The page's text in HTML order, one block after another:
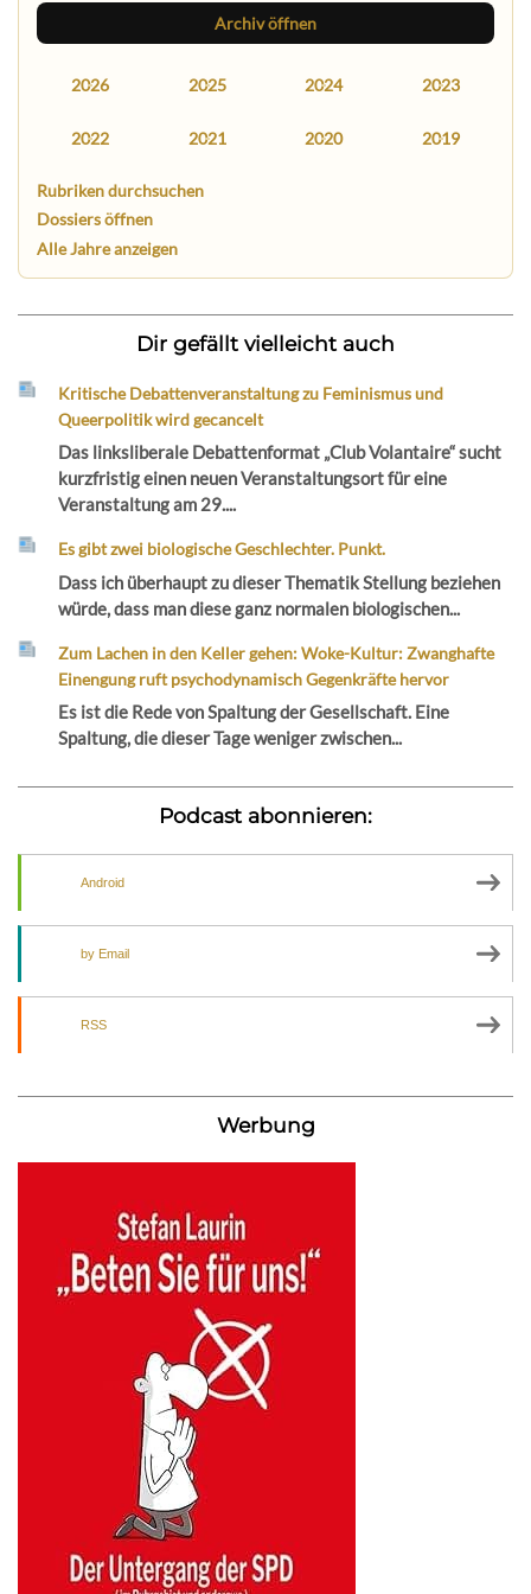
Archiv öffnen
2026 2025 2024 2023
2022 2021 2020 2019
Rubriken durchsuchen
Dossiers öffnen
Alle Jahre anzeigen
Dir gefällt vielleicht auch
Kritische Debattenveranstaltung zu Feminismus und
Queerpolitik wird gecancelt
Das linksliberale Debattenformat „Club Volantaire“ sucht
kurzfristig einen neuen Veranstaltungsort für eine
Veranstaltung am 29....
Es gibt zwei biologische Geschlechter. Punkt.
Dass ich überhaupt zu dieser Thematik Stellung beziehen
würde, dass man diese ganz normalen biologischen...
Zum Lachen in den Keller gehen: Woke-Kultur: Zwanghafte
Einengung ruft psychodynamisch Gegenkräfte hervor
Es ist die Rede von Spaltung der Gesellschaft. Eine
Spaltung, die dieser Tage weniger zwischen...
Podcast abonnieren:
Android
by Email
RSS
Werbung